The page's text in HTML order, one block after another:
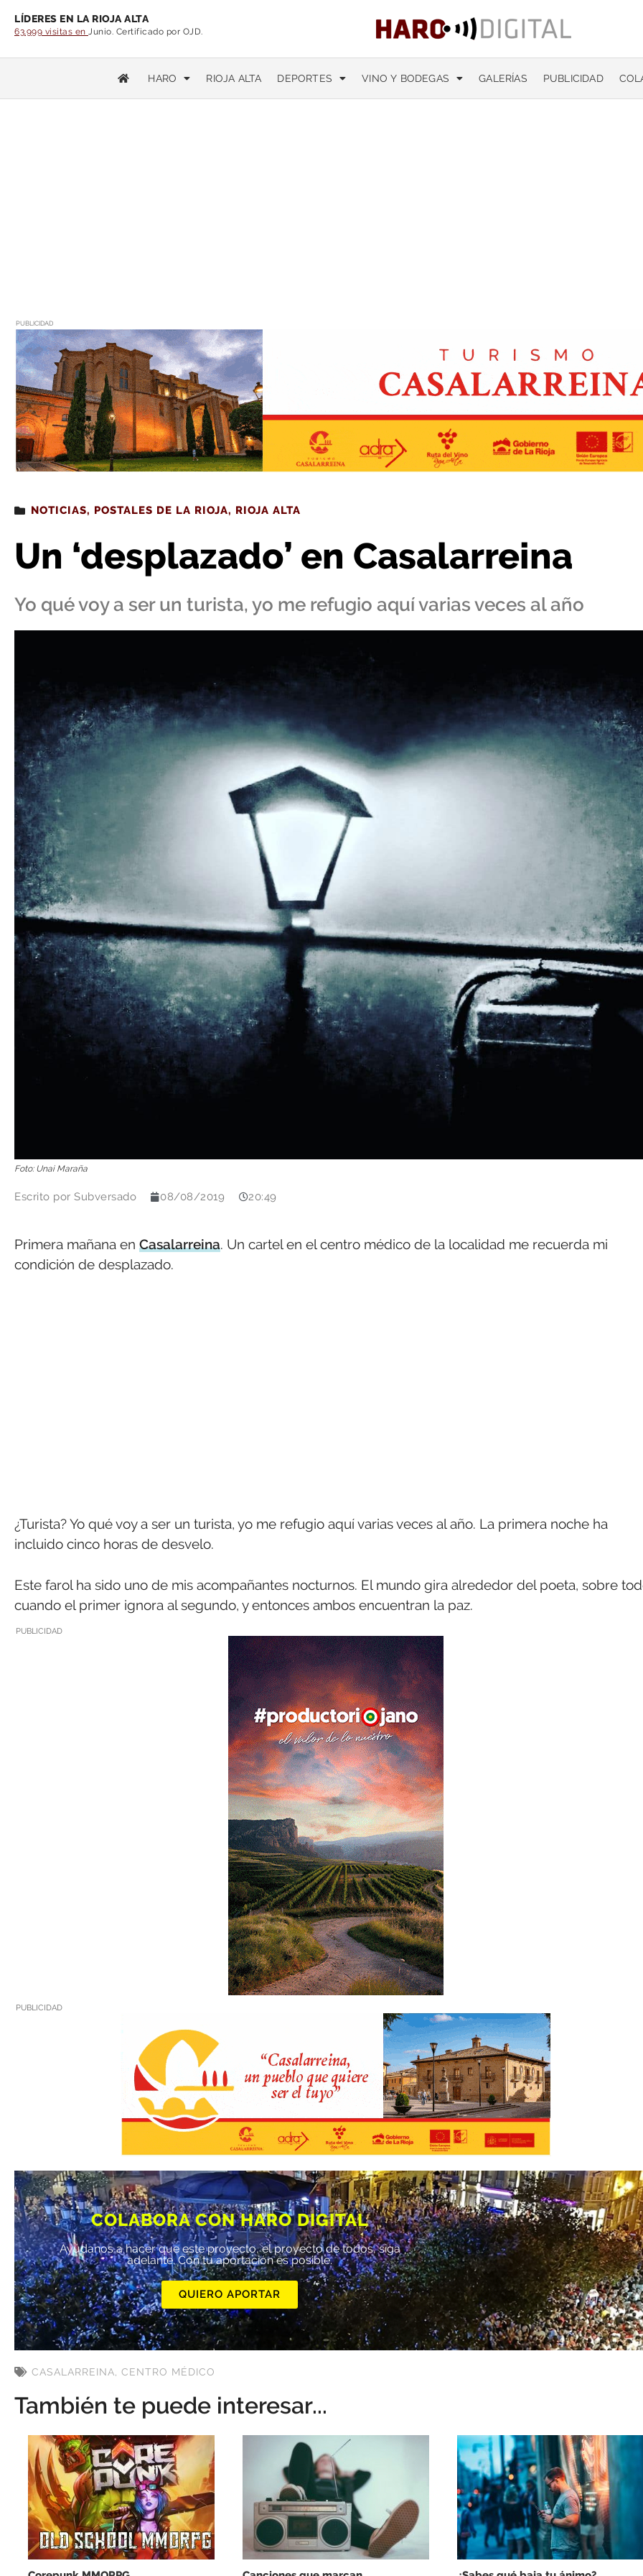
LÍDERES EN LA RIOJA ALTA
63.999 visitas en Junio. Certificado por OJD.
HARO RIOJA ALTA DEPORTES VINO Y BODEGAS GALERÍAS PUBLICIDAD
PUBLICIDAD
Estás leyendo : Un ‘desplazado’ en Casalarreina
NOTICIAS, POSTALES DE LA RIOJA, RIOJA ALTA
Un ‘desplazado’ en Casalarreina
Yo qué voy a ser un turista, yo me refugio aquí varias veces al año
Foto: Unai Maraña
Escrito por Subversado 08/08/2019 20:49
Primera mañana en Casalarreina. Un cartel en el centro médico de la localidad me recuerda mi
condición de desplazado.
¿Turista? Yo qué voy a ser un turista, yo me refugio aquí varias veces al año. La primera noche ha
incluido cinco horas de desvelo.
Este farol ha sido uno de mis acompañantes nocturnos. El mundo gira alrededor del poeta, sobre
cuando el primer ignora al segundo, y entonces ambos encuentran la paz.
PUBLICIDAD
PUBLICIDAD
COLABORA CON HARO DIGITAL
Ayúdanos a hacer que este proyecto, el proyecto de todos, siga
adelante. Con tu aportación es posible.
QUIERO APORTAR
CASALARREINA, CENTRO MÉDICO
También te puede interesar...